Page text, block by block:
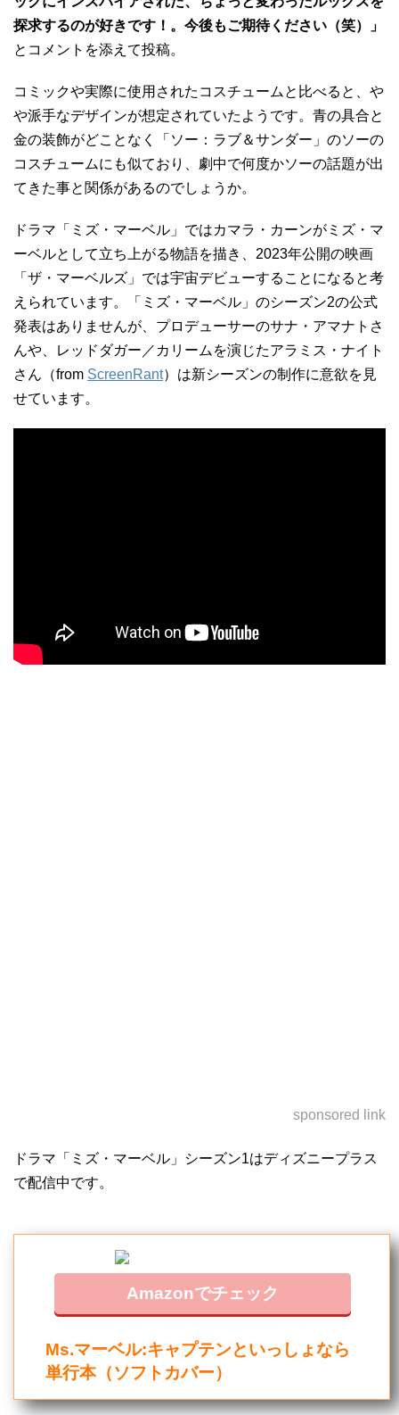
探求するのが好きです！。今後もご期待ください（笑）」
とコメントを添えて投稿。
コミックや実際に使用されたコスチュームと比べると、や
や派手なデザインが想定されていたようです。青の具合と
金の装飾がどことなく「ソー：ラブ＆サンダー」のソーの
コスチュームにも似ており、劇中で何度かソーの話題が出
てきた事と関係があるのでしょうか。
ドラマ「ミズ・マーベル」ではカマラ・カーンがミズ・マ
ーベルとして立ち上がる物語を描き、2023年公開の映画
「ザ・マーベルズ」では宇宙デビューすることになると考
えられています。「ミズ・マーベル」のシーズン2の公式
発表はありませんが、プロデューサーのサナ・アマナトさ
んや、レッドダガー／カリームを演じたアラミス・ナイト
さん（from ScreenRant）は新シーズンの制作に意欲を見
せています。
sponsored link
ドラマ「ミズ・マーベル」シーズン1はディズニープラス
で配信中です。
Amazonでチェック
Ms.マーベル:キャプテンといっしょなら
単行本（ソフトカバー）